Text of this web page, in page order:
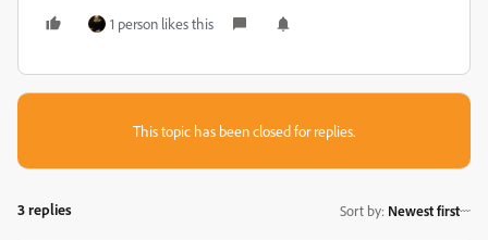
1 person likes this
This topic has been closed for replies.
3 replies Sort by: Newest first